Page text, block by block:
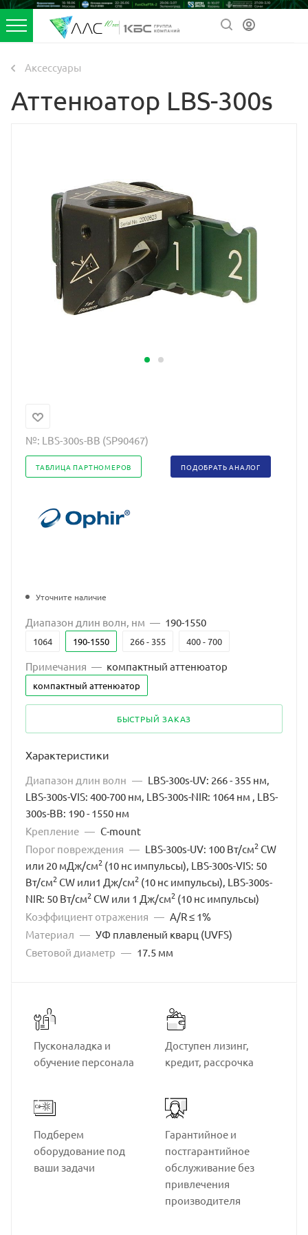
Аксессуары
Аттенюатор LBS-300s
№: LBS-300s-BB (SP90467)
ТАБЛИЦА ПАРТНОМЕРОВ ПОДОБРАТЬ АНАЛОГ
Уточните наличие
Диапазон длин волн, нм — 190-1550
1064 190-1550 266 - 355 400 - 700
Примечания — компактный аттенюатор
компактный аттенюатор
БЫСТРЫЙ ЗАКАЗ
Характеристики
Диапазон длин волн — LBS-300s-UV: 266 - 355 нм,
LBS-300s-VIS: 400-700 нм, LBS-300s-NIR: 1064 нм , LBS-
300s-BB: 190 - 1550 нм
Крепление — C-mount
Порог повреждения — LBS-300s-UV: 100 Вт/см2 CW
или 20 мДж/см2 (10 нс импульсы), LBS-300s-VIS: 50
Вт/см2 CW или1 Дж/см2 (10 нс импульсы), LBS-300s-
NIR: 50 Вт/см2 CW или 1 Дж/см2 (10 нс импульсы)
Коэффициент отражения — A/R ≤ 1%
Материал — УФ плавленый кварц (UVFS)
Световой диаметр — 17.5 мм
Пусконаладка и
обучение персонала
Доступен лизинг,
кредит, рассрочка
Подберем
оборудование под
ваши задачи
Гарантийное и
постгарантийное
обслуживание без
привлечения
производителя